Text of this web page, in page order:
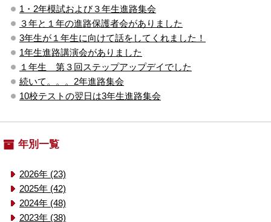
1・2年模試および３年生進路集会
３年と１年の進路保護者会がありました
3年生が１年生に向けて話をしてくれました！
1年生進路講演会がありました
１年生 第３回ステップアップデイでした
続いて。。。2年進路集会
10校テストの翌日は3年生進路集会
年別一覧
2026年 (23)
2025年 (42)
2024年 (48)
2023年 (38)